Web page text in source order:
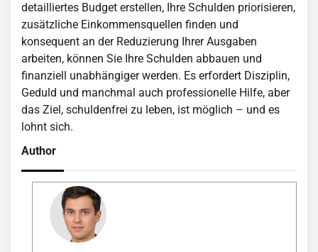
detailliertes Budget erstellen, Ihre Schulden priorisieren,
zusätzliche Einkommensquellen finden und
konsequent an der Reduzierung Ihrer Ausgaben
arbeiten, können Sie Ihre Schulden abbauen und
finanziell unabhängiger werden. Es erfordert Disziplin,
Geduld und manchmal auch professionelle Hilfe, aber
das Ziel, schuldenfrei zu leben, ist möglich – und es
lohnt sich.
Author